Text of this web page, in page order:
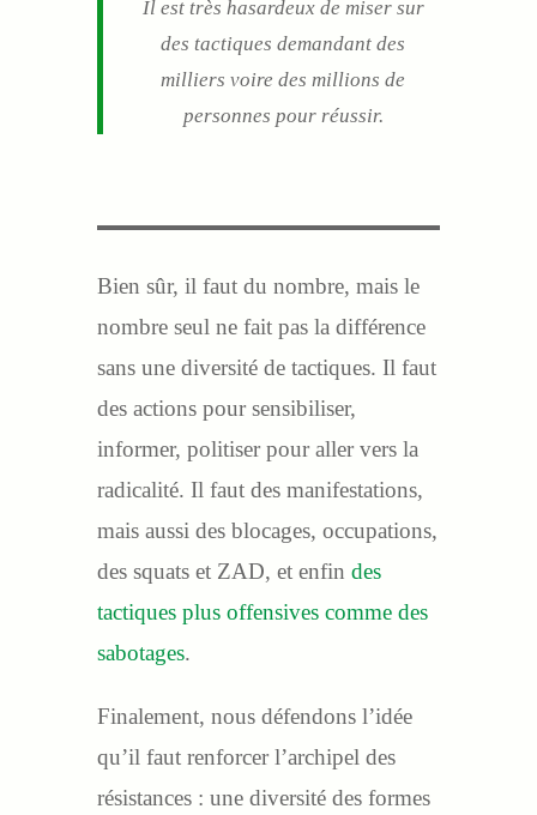
Il est très hasardeux de miser sur
des tactiques demandant des
milliers voire des millions de
personnes pour réussir.
Bien sûr, il faut du nombre, mais le
nombre seul ne fait pas la différence
sans une diversité de tactiques. Il faut
des actions pour sensibiliser,
informer, politiser pour aller vers la
radicalité. Il faut des manifestations,
mais aussi des blocages, occupations,
des squats et ZAD, et enfin des
tactiques plus offensives comme des
sabotages.
Finalement, nous défendons l’idée
qu’il faut renforcer l’archipel des
résistances : une diversité des formes